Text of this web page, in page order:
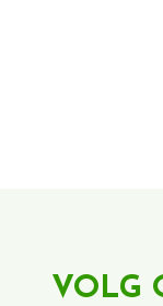
VOLG